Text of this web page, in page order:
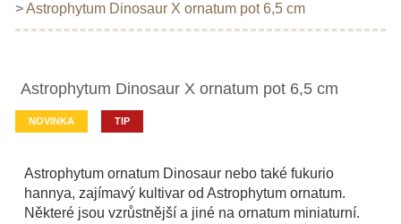
>Astrophytum Dinosaur X ornatum pot 6,5 cm
Astrophytum Dinosaur X ornatum pot 6,5 cm
NOVINKA TIP
Astrophytum ornatum Dinosaur nebo také fukurio
hannya, zajímavý kultivar od Astrophytum ornatum.
Některé jsou vzrůstnější a jiné na ornatum miniaturní.